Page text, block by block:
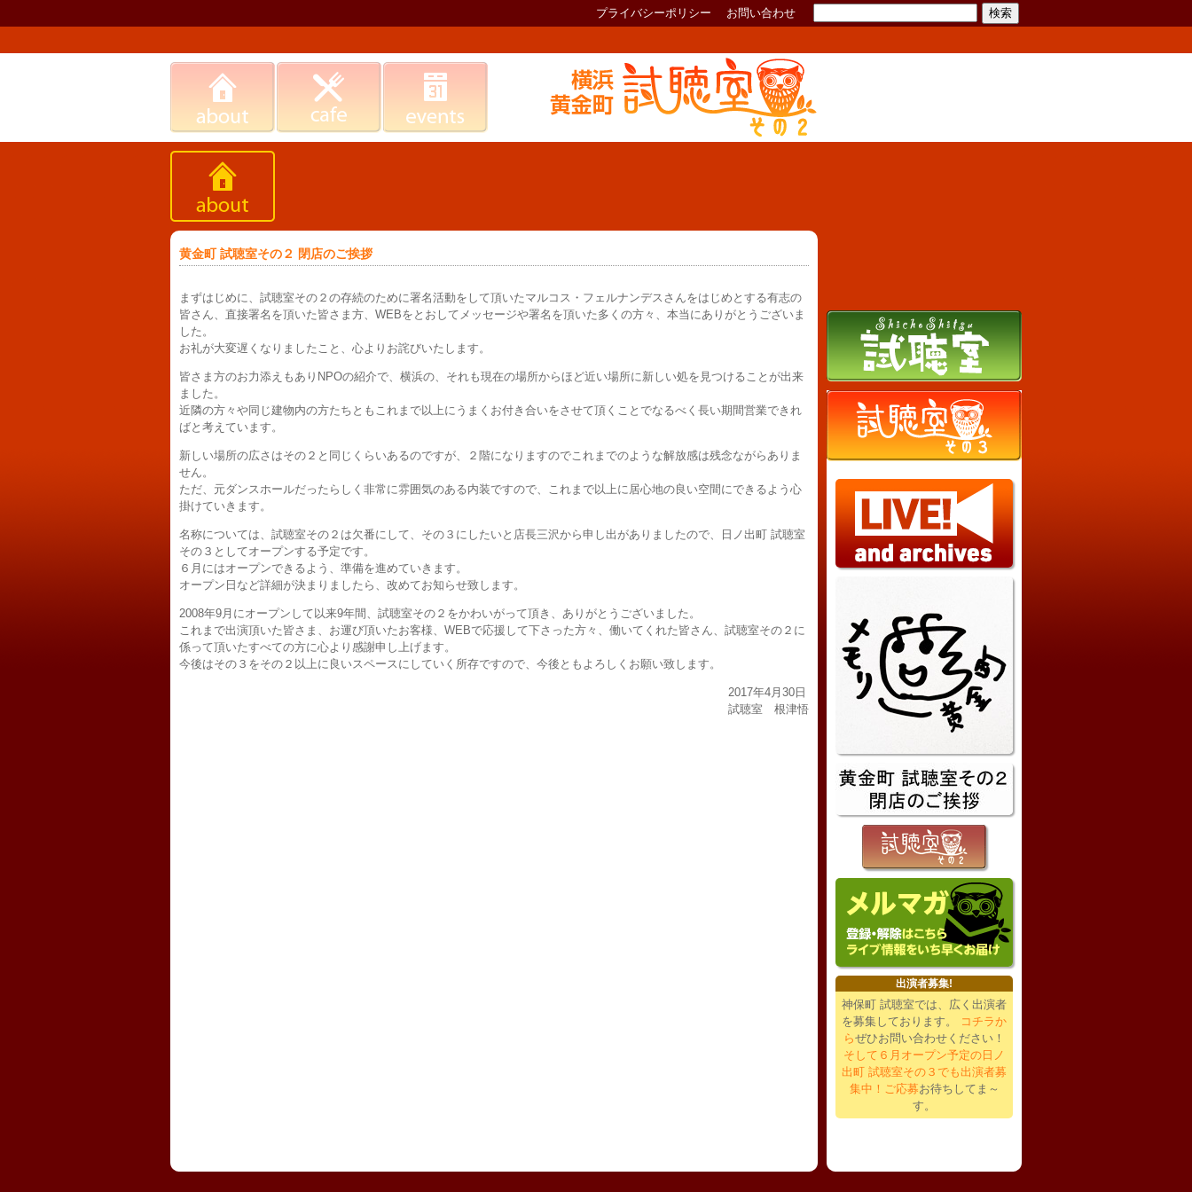
黄金町 試聴室その２ 閉店のご挨拶
まずはじめに、試聴室その２の存続のために署名活動をして頂いたマルコス・フェルナンデスさんをはじめとする有志の
皆さん、直接署名を頂いた皆さま方、WEBをとおしてメッセージや署名を頂いた多くの方々、本当にありがとうございま
した。
お礼が大変遅くなりましたこと、心よりお詫びいたします。
皆さま方のお力添えもありNPOの紹介で、横浜の、それも現在の場所からほど近い場所に新しい処を見つけることが出来
ました。
近隣の方々や同じ建物内の方たちともこれまで以上にうまくお付き合いをさせて頂くことでなるべく長い期間営業できれ
ばと考えています。
新しい場所の広さはその２と同じくらいあるのですが、２階になりますのでこれまでのような解放感は残念ながらありま
せん。
ただ、元ダンスホールだったらしく非常に雰囲気のある内装ですので、これまで以上に居心地の良い空間にできるよう心
掛けていきます。
名称については、試聴室その２は欠番にして、その３にしたいと店長三沢から申し出がありましたので、日ノ出町 試聴室
その３としてオープンする予定です。
６月にはオープンできるよう、準備を進めていきます。
オープン日など詳細が決まりましたら、改めてお知らせ致します。
2008年9月にオープンして以来9年間、試聴室その２をかわいがって頂き、ありがとうございました。
これまで出演頂いた皆さま、お運び頂いたお客様、WEBで応援して下さった方々、働いてくれた皆さん、試聴室その２に
係って頂いたすべての方に心より感謝申し上げます。
今後はその３をその２以上に良いスペースにしていく所存ですので、今後ともよろしくお願い致します。
2017年4月30日
試聴室 根津悟
出演者募集!
神保町 試聴室では、広く出演者
を募集しております。
コチラか
らぜひお問い合わせください！
そして６月オープン予定の日ノ
出町 試聴室その３でも出演者募
集中！ご応募お待ちしてま～
す。
プライバシーポリシー お問い合わせ